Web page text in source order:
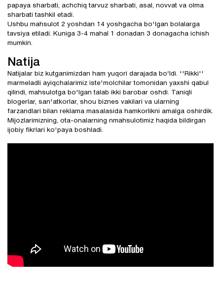
papaya sharbati, achchiq tarvuz sharbati, asal, novvat va olma
sharbati tashkil etadi.
Ushbu mahsulot 2 yoshdan 14 yoshgacha bo'lgan bolalarga
tavsiya etiladi. Kuniga 3-4 mahal 1 donadan 3 donagacha ichish
mumkin.
Natija
Natijalar biz kutganimizdan ham yuqori darajada bo‘ldi. ''Rikki''
marmeladli ayiqchalarimiz iste'molchilar tomonidan yaxshi qabul
qilindi, mahsulotga bo'lgan talab ikki barobar oshdi. Taniqli
blogerlar, san'atkorlar, shou biznes vakilari va ularning
farzandlari bilan reklama masalasida hamkorlikni amalga oshirdik.
Mijozlarimizning, ota-onalarning nmahsulotimiz haqida bildirgan
ijobiy fikrlari ko'paya boshladi.